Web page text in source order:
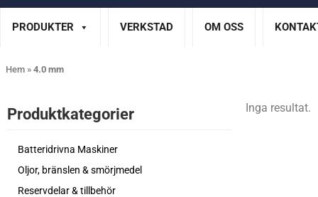
PRODUKTER VERKSTAD OM OSS
Hem » 4.0 mm
Produktkategorier​
Batteridrivna Maskiner
Oljor, bränslen & smörjmedel
Reservdelar & tillbehör
Inga resultat.